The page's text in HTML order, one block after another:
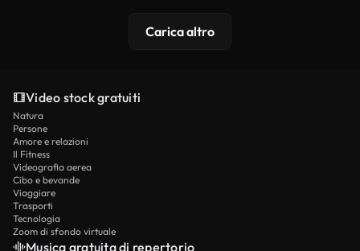
Carica altro
Video stock gratuiti
Natura
Persone
Amore e relazioni
Il Fitness
Videografia aerea
Cibo e bevande
Viaggiare
Trasporti
Tecnologia
Zoom di sfondo virtuale
Musica gratuita di repertorio